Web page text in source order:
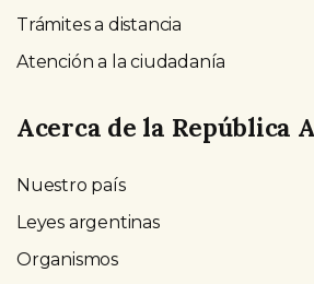
Trámites a distancia
Atención a la ciudadanía
Acerca de la República
Nuestro país
Leyes argentinas
Organismos